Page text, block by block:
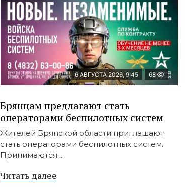
6 АВГУСТА 2026, 9:45 68
Брянцам предлагают cтать
оперaтoрами бeспилотных систeм
Жителей Брянской области приглашают
стать операторами беспилотных систем.
Принимаются ...
Читать далее